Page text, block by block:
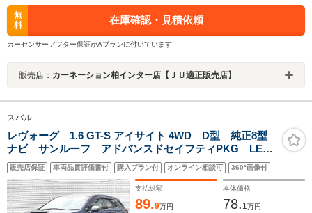
無
料
在庫確認・見積依頼
カーセンサーアフター保証がAプランに付いています
販売店： カーネーション柏インター店【ＪＵ適正販売店】
スバル
レヴォーグ 1.6 GT-S アイサイト 4WD D型 純正8型
ナビ サンルーフ アドバンスドセイフティPKG LED
アクセサリーライナー スマートリアビューミラー
BILSTEINダンパー LEDヘッド 革巻きステアリング
スマートキー 禁煙車
販売店保証 車両品質評価書付 購入プラン付 オンライン相談可 360°画像付
支払総額
89.9万円
本体価格
78. 1万円